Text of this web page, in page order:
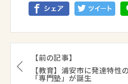
【前の記事】
【教育】浦安市に発達特性
「専門塾」が誕生